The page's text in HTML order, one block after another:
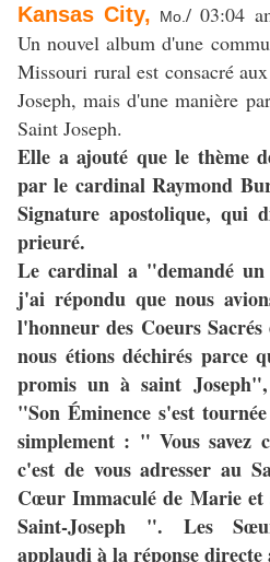
Kansas City, Mo. / 03:04
Un nouvel album d'une
Missouri rural est consacré
Joseph, mais d'une manière
Saint Joseph.
Elle a ajouté que le thème
par le cardinal Raymond
Signature apostolique, qui
prieuré.
Le cardinal a "demandé un
j'ai répondu que nous
l'honneur des Coeurs
nous étions déchirés parce
promis un à saint
"Son Éminence s'est
simplement : " Vous savez
c'est de vous adresser au
Cœur Immaculé de Marie
Saint-Joseph ". Les
applaudi à la réponse